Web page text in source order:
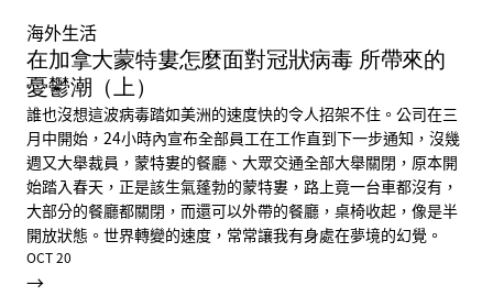
海外生活
在加拿大蒙特婁怎麼面對冠狀病毒 所帶來的
憂鬱潮（上）
誰也沒想這波病毒踏如美洲的速度快的令人招架不住。公司在三
月中開始，24小時內宣布全部員工在工作直到下一步通知，沒幾
週又大舉裁員，蒙特婁的餐廳、大眾交通全部大舉關閉，原本開
始踏入春天，正是該生氣蓬勃的蒙特婁，路上竟一台車都沒有，
大部分的餐廳都關閉，而還可以外帶的餐廳，桌椅收起，像是半
開放狀態。世界轉變的速度，常常讓我有身處在夢境的幻覺。
OCT 20
→